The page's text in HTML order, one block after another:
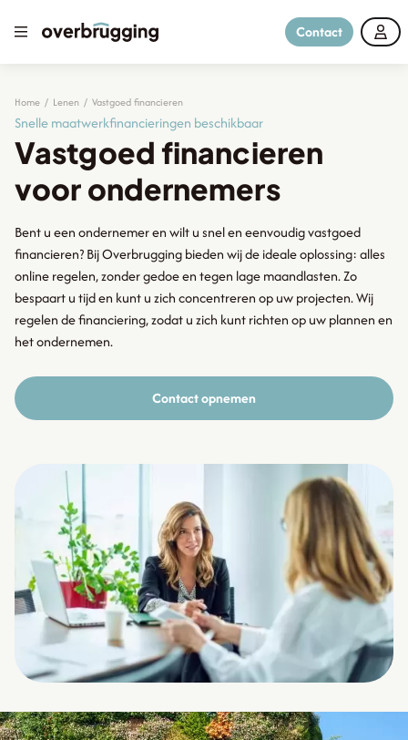
Contact
Home / Lenen / Vastgoed financieren
Snelle maatwerkfinancieringen beschikbaar
Vastgoed financieren
voor ondernemers
Bent u een ondernemer en wilt u snel en eenvoudig vastgoed
financieren? Bij Overbrugging bieden wij de ideale oplossing: alles
online regelen, zonder gedoe en tegen lage maandlasten. Zo
bespaart u tijd en kunt u zich concentreren op uw projecten. Wij
regelen de financiering, zodat u zich kunt richten op uw plannen en
het ondernemen.
Contact opnemen